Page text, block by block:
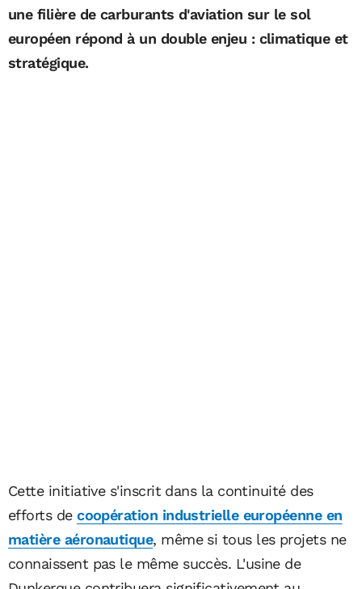
une filière de carburants d'aviation sur le sol
européen répond à un double enjeu : climatique et
stratégique.
Cette initiative s'inscrit dans la continuité des
efforts decoopération industrielle européenne en
matière aéronautique, même si tous les projets ne
connaissent pas le même succès. L'usine de